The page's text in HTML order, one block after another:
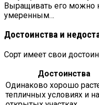
Выращивать его можно
умеренным…
Достоинства и
Сорт имеет свои
Достоинства
Одинаково хорошо
тепличных условиях и на